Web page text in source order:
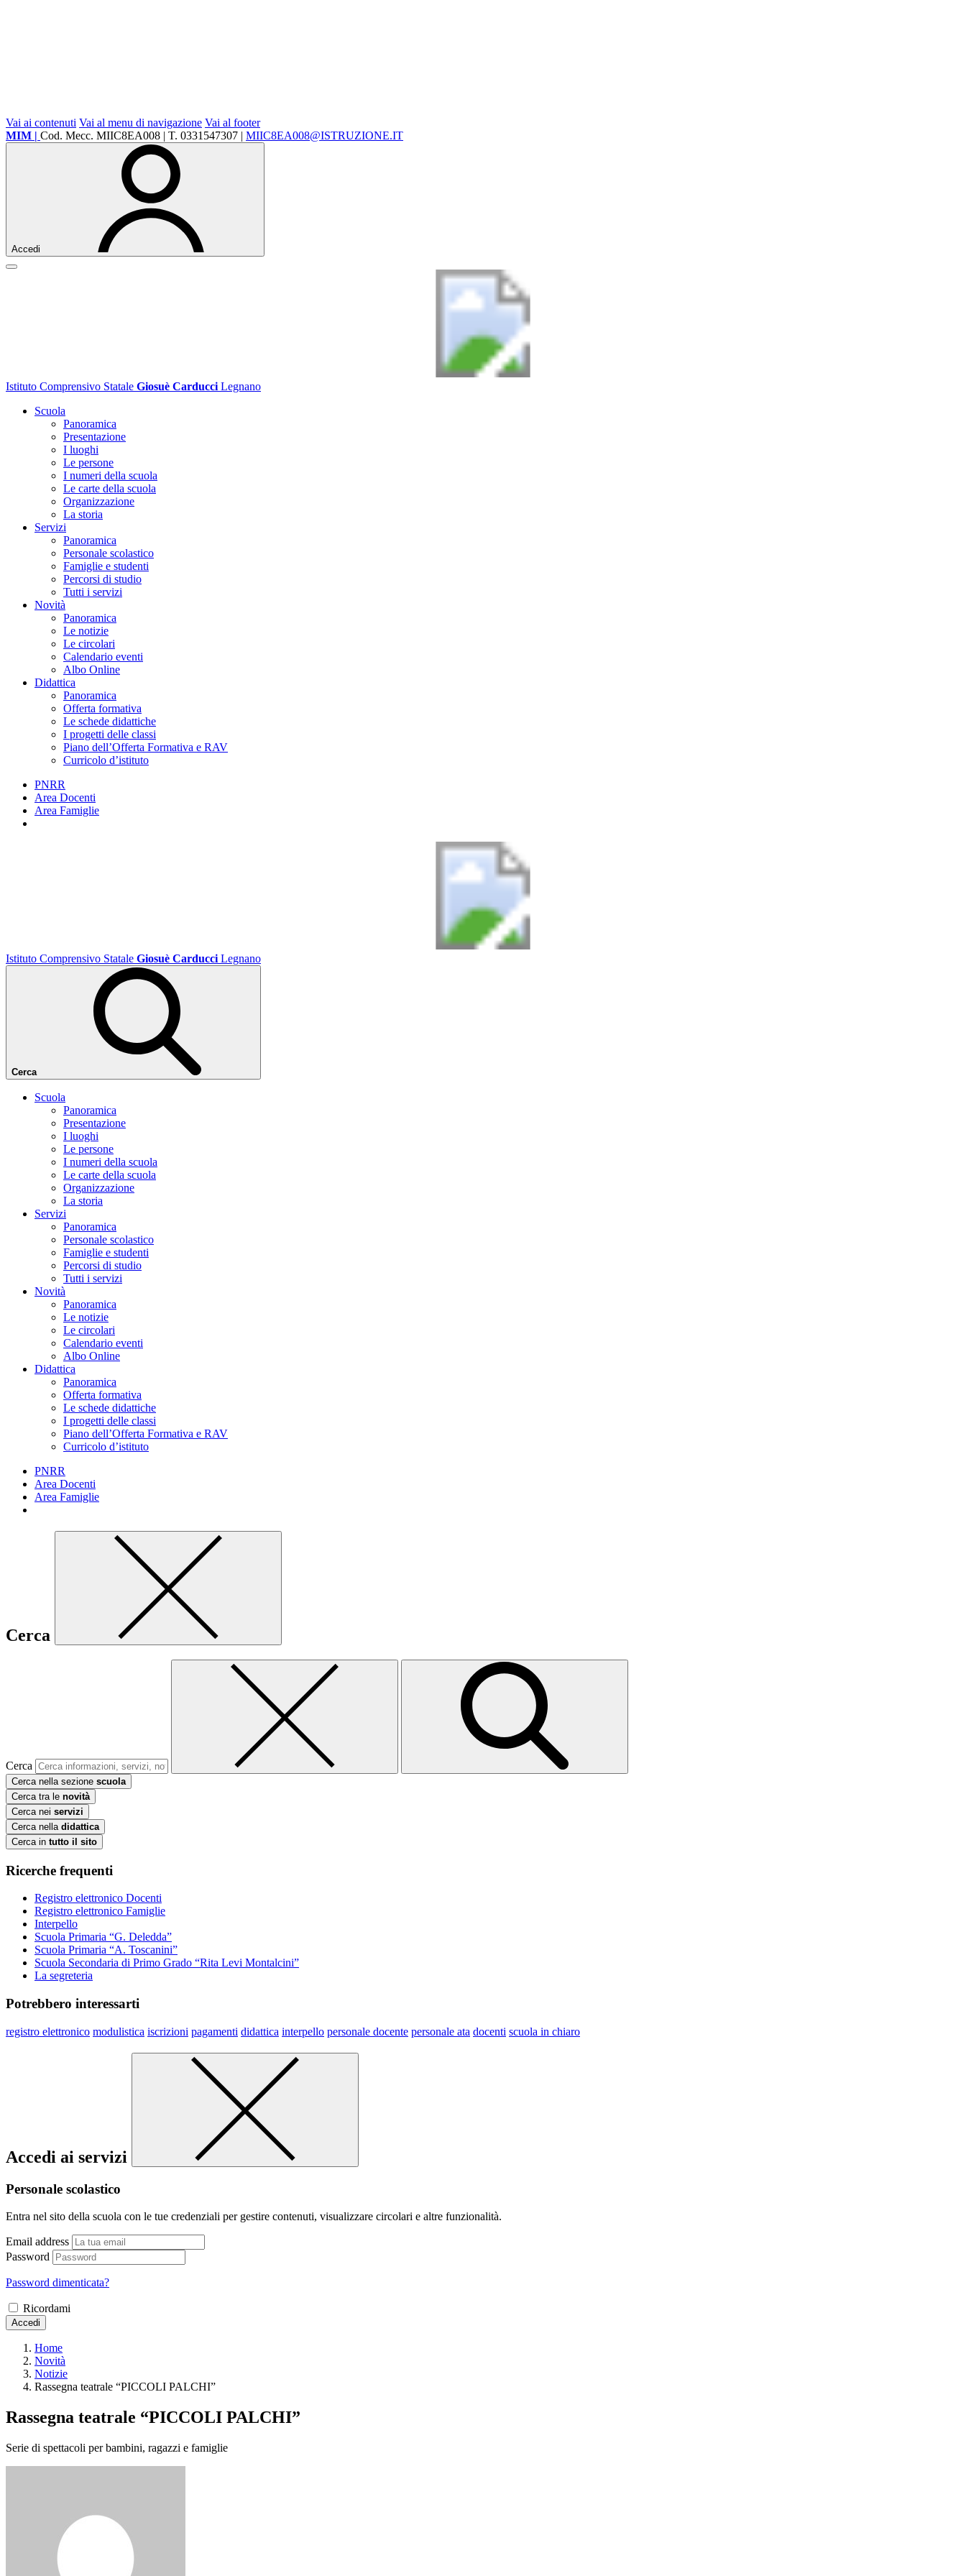
Vai ai contenuti Vai al menu di navigazione Vai al footer
MIM | Cod. Mecc. MIIC8EA008 | T. 0331547307 | MIIC8EA008@ISTRUZIONE.IT
Accedi
Istituto Comprensivo Statale Giosuè Carducci Legnano
Scuola
Panoramica
Presentazione
I luoghi
Le persone
I numeri della scuola
Le carte della scuola
Organizzazione
La storia
Servizi
Panoramica
Personale scolastico
Famiglie e studenti
Percorsi di studio
Tutti i servizi
Novità
Panoramica
Le notizie
Le circolari
Calendario eventi
Albo Online
Didattica
Panoramica
Offerta formativa
Le schede didattiche
I progetti delle classi
Piano dell’Offerta Formativa e RAV
Curricolo d’istituto
PNRR
Area Docenti
Area Famiglie
Istituto Comprensivo Statale Giosuè Carducci Legnano
Cerca
Scuola
Panoramica
Presentazione
I luoghi
Le persone
I numeri della scuola
Le carte della scuola
Organizzazione
La storia
Servizi
Panoramica
Personale scolastico
Famiglie e studenti
Percorsi di studio
Tutti i servizi
Novità
Panoramica
Le notizie
Le circolari
Calendario eventi
Albo Online
Didattica
Panoramica
Offerta formativa
Le schede didattiche
I progetti delle classi
Piano dell’Offerta Formativa e RAV
Curricolo d’istituto
PNRR
Area Docenti
Area Famiglie
Cerca
Cerca
Cerca nella sezione scuola
Cerca tra le novità
Cerca nei servizi
Cerca nella didattica
Cerca in tutto il sito
Ricerche frequenti
Registro elettronico Docenti
Registro elettronico Famiglie
Interpello
Scuola Primaria “G. Deledda”
Scuola Primaria “A. Toscanini”
Scuola Secondaria di Primo Grado “Rita Levi Montalcini”
La segreteria
Potrebbero interessarti
registro elettronico modulistica iscrizioni pagamenti didattica interpello personale docente personale ata docenti scuola in chiaro
Accedi ai servizi
Personale scolastico
Entra nel sito della scuola con le tue credenziali per gestire contenuti, visualizzare circolari e altre funzionalità.
Email address
Password
Password dimenticata?
Ricordami
Accedi
Home
Novità
Notizie
Rassegna teatrale “PICCOLI PALCHI”
Rassegna teatrale “PICCOLI PALCHI”
Serie di spettacoli per bambini, ragazzi e famiglie